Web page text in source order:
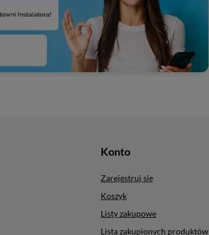
Konto
Zarejestruj się
Koszyk
Listy zakupowe
Lista zakupionych produktów